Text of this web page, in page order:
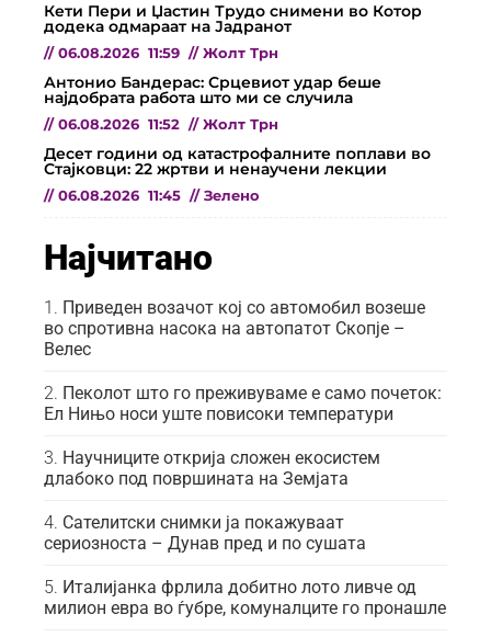
Кети Пери и Џастин Трудо снимени во Котор
додека одмараат на Јадранот
// 06.08.2026 11:59 // Жолт Трн
Антонио Бандерас: Срцевиот удар беше
најдобрата работа што ми се случила
// 06.08.2026 11:52 // Жолт Трн
Десет години од катастрофалните поплави во
Стајковци: 22 жртви и ненаучени лекции
// 06.08.2026 11:45 // Зелено
Најчитано
Приведен возачот кој со автомобил возеше
во спротивна насока на автопатот Скопје –
Велес
Пеколот што го преживуваме е само почеток:
Ел Нињо носи уште повисоки температури
Научниците открија сложен екосистем
длабоко под површината на Земјата
Сателитски снимки ја покажуваат
сериозноста – Дунав пред и по сушата
Италијанка фрлила добитно лото ливче од
милион евра во ѓубре, комуналците го пронашле